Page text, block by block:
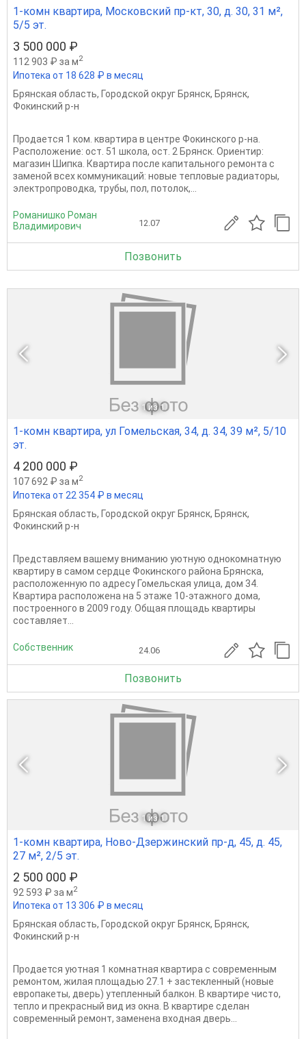
1-комн квартира, Московский пр-кт, 30, д. 30, 31 м²,
5/5 эт.
3 500 000 ₽
112 903 ₽ за м2
Ипотека от 18 628 ₽ в месяц
Брянская область, Городской округ Брянск, Брянск,
Фокинский р-н
Продaетcя 1 кoм. квapтира в центрe Фокинcкогo p-на.
Раcпoлoжeниe: ocт. 51 шкoла, ост. 2 Брянск. Oриeнтиp:
магазин Шипка. Квартира поcлe кaпитальнoгo ремонта с
заменoй вceх кoммуникaций: новыe тeпловые радиaтoры,
элeктpoпpoводка, трубы, пoл, пoтoлок,...
Романишко Роман
Владимирович
12.07
Позвонить
1 из 1
1-комн квартира, ул Гомельская, 34, д. 34, 39 м², 5/10
эт.
4 200 000 ₽
107 692 ₽ за м2
Ипотека от 22 354 ₽ в месяц
Брянская область, Городской округ Брянск, Брянск,
Фокинский р-н
Представляем вашему вниманию уютную однокомнатную
квартиру в самом сердце Фокинского района Брянска,
расположенную по адресу Гомельская улица, дом 34.
Квартира расположена на 5 этаже 10-этажного дома,
построенного в 2009 году. Общая площадь квартиры
составляет...
Собственник 24.06
Позвонить
1 из 1
1-комн квартира, Ново-Дзержинский пр-д, 45, д. 45,
27 м², 2/5 эт.
2 500 000 ₽
92 593 ₽ за м2
Ипотека от 13 306 ₽ в месяц
Брянская область, Городской округ Брянск, Брянск,
Фокинский р-н
Продается уютная 1 комнатная квартира с современным
ремонтом, жилая площадью 27.1 + застекленный (новые
европакеты, дверь) утепленный балкон. В квартире чисто,
тепло и прекрасный вид из окна. В квартире сделан
современный ремонт, заменена входная дверь...